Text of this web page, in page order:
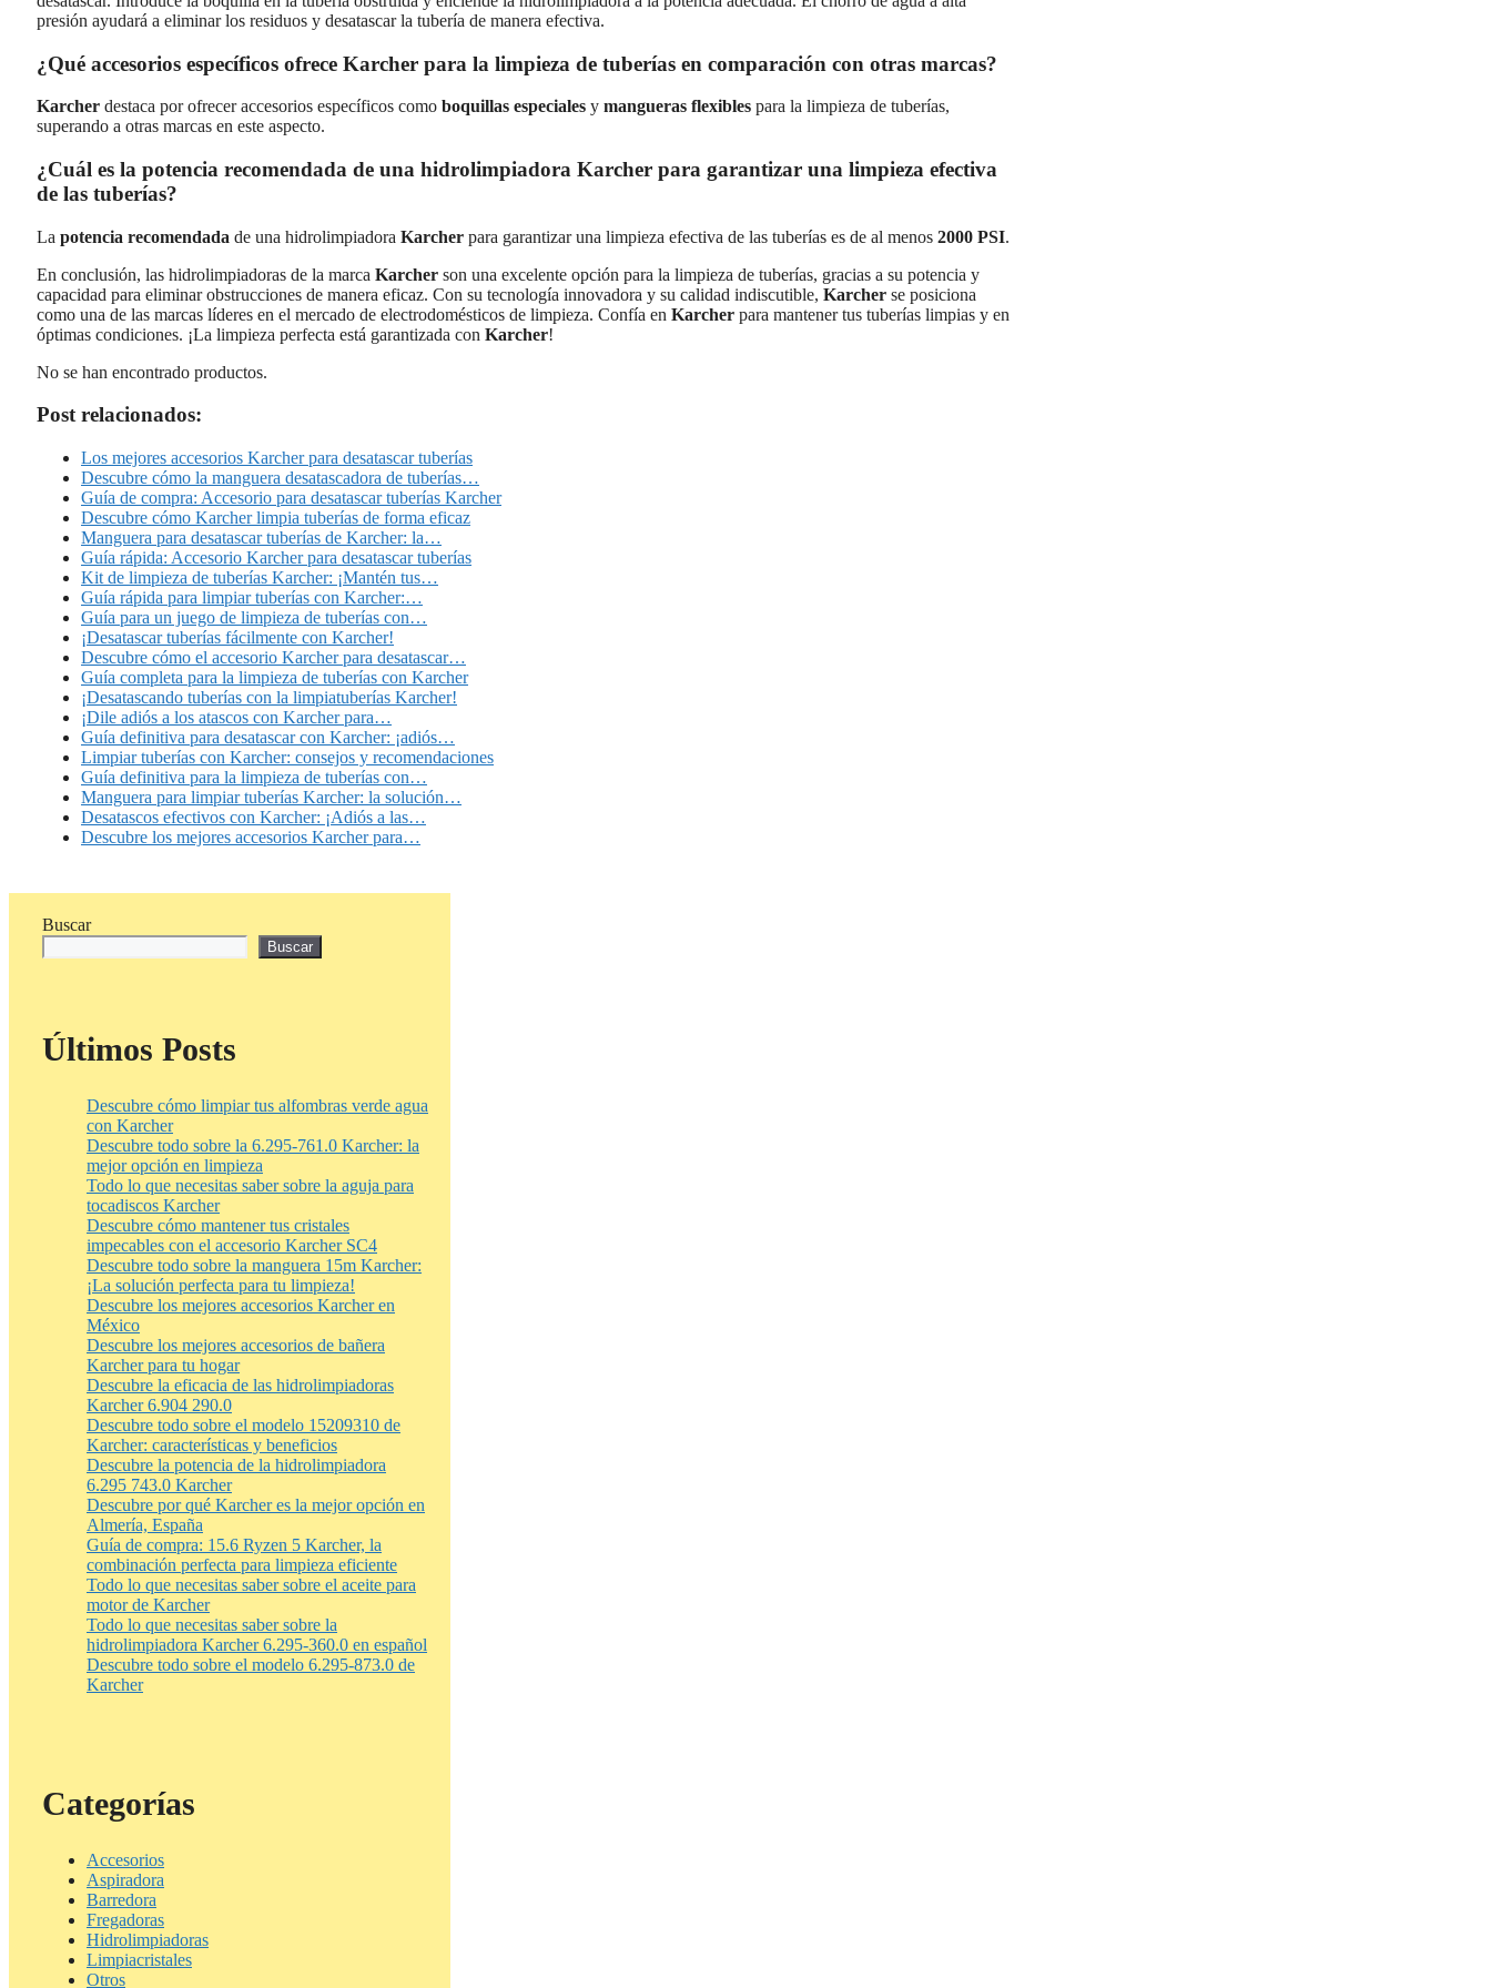
presión ayudará a eliminar los residuos y desatascar la tubería de manera efectiva.
¿Qué accesorios específicos ofrece Karcher para la limpieza de tuberías en comparación con otras marcas?
Karcher destaca por ofrecer accesorios específicos como boquillas especiales y mangueras flexibles para la limpieza de tuberías,
superando a otras marcas en este aspecto.
¿Cuál es la potencia recomendada de una hidrolimpiadora Karcher para garantizar una limpieza efectiva
de las tuberías?
La potencia recomendada de una hidrolimpiadora Karcher para garantizar una limpieza efectiva de las tuberías es de al menos 2000 PSI.
En conclusión, las hidrolimpiadoras de la marca Karcher son una excelente opción para la limpieza de tuberías, gracias a su potencia y
capacidad para eliminar obstrucciones de manera eficaz. Con su tecnología innovadora y su calidad indiscutible, Karcher se posiciona
como una de las marcas líderes en el mercado de electrodomésticos de limpieza. Confía en Karcher para mantener tus tuberías limpias y en
óptimas condiciones. ¡La limpieza perfecta está garantizada con Karcher!
No se han encontrado productos.
Post relacionados:
Los mejores accesorios Karcher para desatascar tuberías
Descubre cómo la manguera desatascadora de tuberías…
Guía de compra: Accesorio para desatascar tuberías Karcher
Descubre cómo Karcher limpia tuberías de forma eficaz
Manguera para desatascar tuberías de Karcher: la…
Guía rápida: Accesorio Karcher para desatascar tuberías
Kit de limpieza de tuberías Karcher: ¡Mantén tus…
Guía rápida para limpiar tuberías con Karcher:…
Guía para un juego de limpieza de tuberías con…
¡Desatascar tuberías fácilmente con Karcher!
Descubre cómo el accesorio Karcher para desatascar…
Guía completa para la limpieza de tuberías con Karcher
¡Desatascando tuberías con la limpiatuberías Karcher!
¡Dile adiós a los atascos con Karcher para…
Guía definitiva para desatascar con Karcher: ¡adiós…
Limpiar tuberías con Karcher: consejos y recomendaciones
Guía definitiva para la limpieza de tuberías con…
Manguera para limpiar tuberías Karcher: la solución…
Desatascos efectivos con Karcher: ¡Adiós a las…
Descubre los mejores accesorios Karcher para…
Buscar
Buscar
Últimos Posts
Descubre cómo limpiar tus alfombras verde agua
con Karcher
Descubre todo sobre la 6.295-761.0 Karcher: la
mejor opción en limpieza
Todo lo que necesitas saber sobre la aguja para
tocadiscos Karcher
Descubre cómo mantener tus cristales
impecables con el accesorio Karcher SC4
Descubre todo sobre la manguera 15m Karcher:
¡La solución perfecta para tu limpieza!
Descubre los mejores accesorios Karcher en
México
Descubre los mejores accesorios de bañera
Karcher para tu hogar
Descubre la eficacia de las hidrolimpiadoras
Karcher 6.904 290.0
Descubre todo sobre el modelo 15209310 de
Karcher: características y beneficios
Descubre la potencia de la hidrolimpiadora
6.295 743.0 Karcher
Descubre por qué Karcher es la mejor opción en
Almería, España
Guía de compra: 15.6 Ryzen 5 Karcher, la
combinación perfecta para limpieza eficiente
Todo lo que necesitas saber sobre el aceite para
motor de Karcher
Todo lo que necesitas saber sobre la
hidrolimpiadora Karcher 6.295-360.0 en español
Descubre todo sobre el modelo 6.295-873.0 de
Karcher
Categorías
Accesorios
Aspiradora
Barredora
Fregadoras
Hidrolimpiadoras
Limpiacristales
Otros